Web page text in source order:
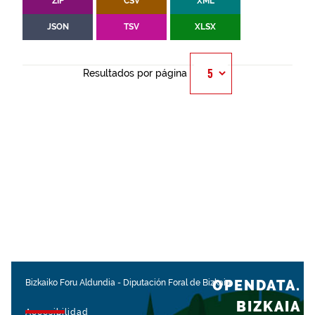
JSON TSV XLSX
Resultados por página
Bizkaiko Foru Aldundia - Diputación Foral de Bizkaia
Accesibilidad
OPENDATA.
BIZKAIA